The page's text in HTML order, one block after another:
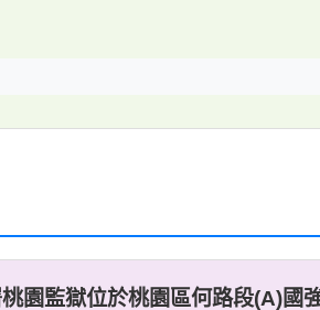
園監獄位於桃園區何路段(A)國